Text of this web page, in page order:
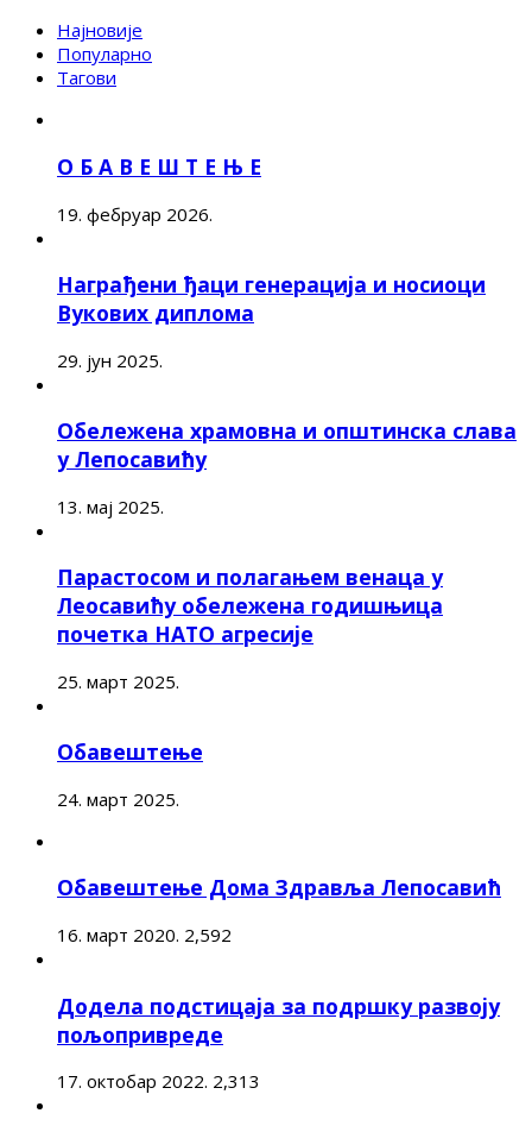
Најновије
Популарно
Тагови
О Б А В Е Ш Т Е Њ Е
19. фебруар 2026.
Награђени ђаци генерација и носиоци
Вукових диплома
29. јун 2025.
Обележена храмовна и општинска слава
у Лепосавићу
13. мај 2025.
Парастосом и полагањем венаца у
Леосавићу обележена годишњица
почетка НАТО агресије
25. март 2025.
Обавештење
24. март 2025.
Обавештење Дома Здравља Лепосавић
16. март 2020. 2,592
Додела подстицаја за подршку развоју
пољопривреде
17. октобар 2022. 2,313